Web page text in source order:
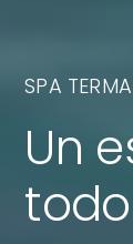
SPA
Un